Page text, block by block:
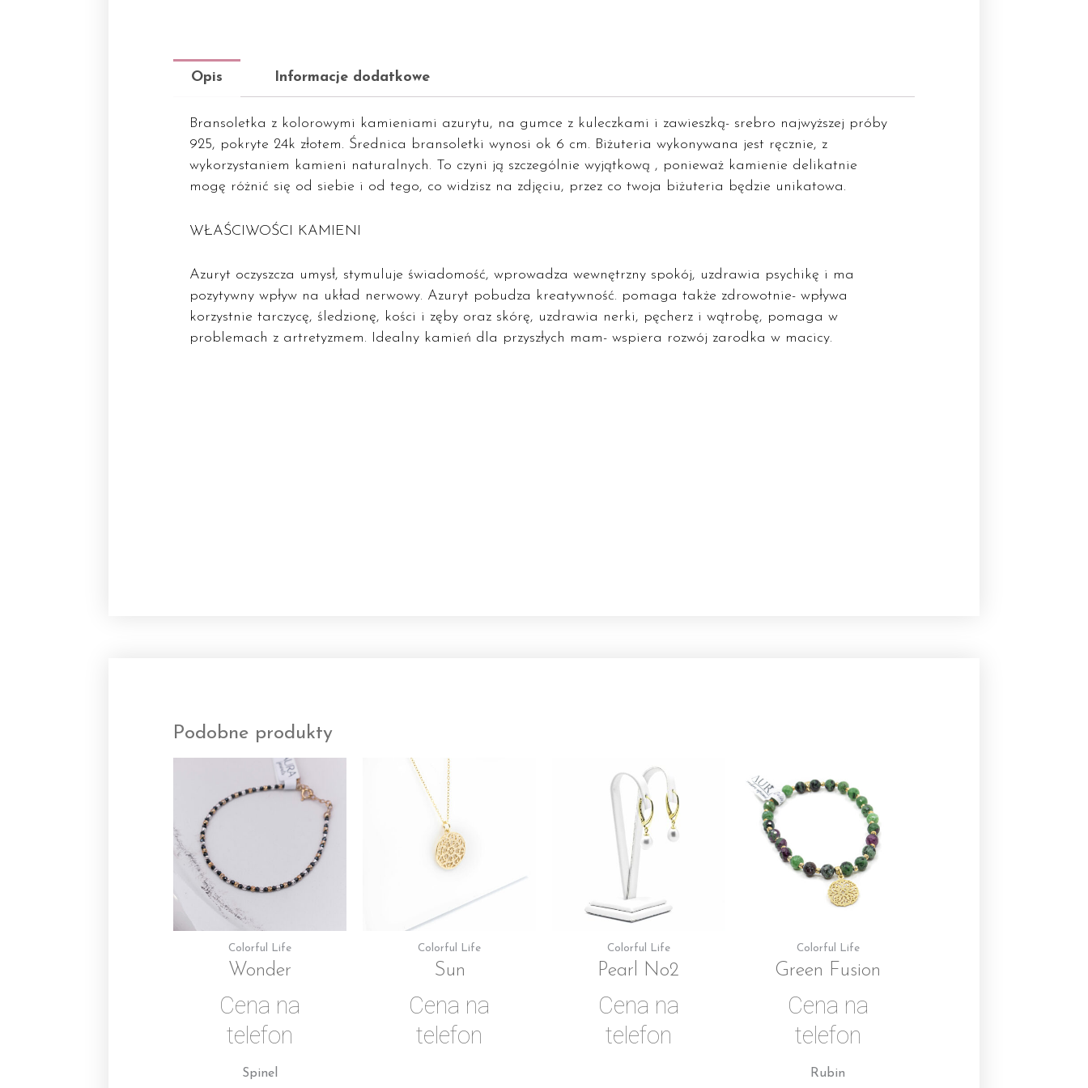
Opis Informacje dodatkowe
Bransoletka z kolorowymi kamieniami azurytu, na gumce z kuleczkami i zawieszką- srebro najwyższej próby
925, pokryte 24k złotem. Średnica bransoletki wynosi ok 6 cm. Biżuteria wykonywana jest ręcznie, z
wykorzystaniem kamieni naturalnych. To czyni ją szczególnie wyjątkową , ponieważ kamienie delikatnie
mogę różnić się od siebie i od tego, co widzisz na zdjęciu, przez co twoja biżuteria będzie unikatowa.
WŁAŚCIWOŚCI KAMIENI
Azuryt oczyszcza umysł, stymuluje świadomość, wprowadza wewnętrzny spokój, uzdrawia psychikę i ma
pozytywny wpływ na układ nerwowy. Azuryt pobudza kreatywność. pomaga także zdrowotnie- wpływa
korzystnie tarczycę, śledzionę, kości i zęby oraz skórę, uzdrawia nerki, pęcherz i wątrobę, pomaga w
problemach z artretyzmem. Idealny kamień dla przyszłych mam- wspiera rozwój zarodka w macicy.
Podobne produkty
Colorful Life
Wonder
Cena na
telefon
Spinel
Colorful Life
Sun
Cena na
telefon
Colorful Life
Pearl No2
Cena na
telefon
Colorful Life
Green Fusion
Cena na
telefon
Rubin